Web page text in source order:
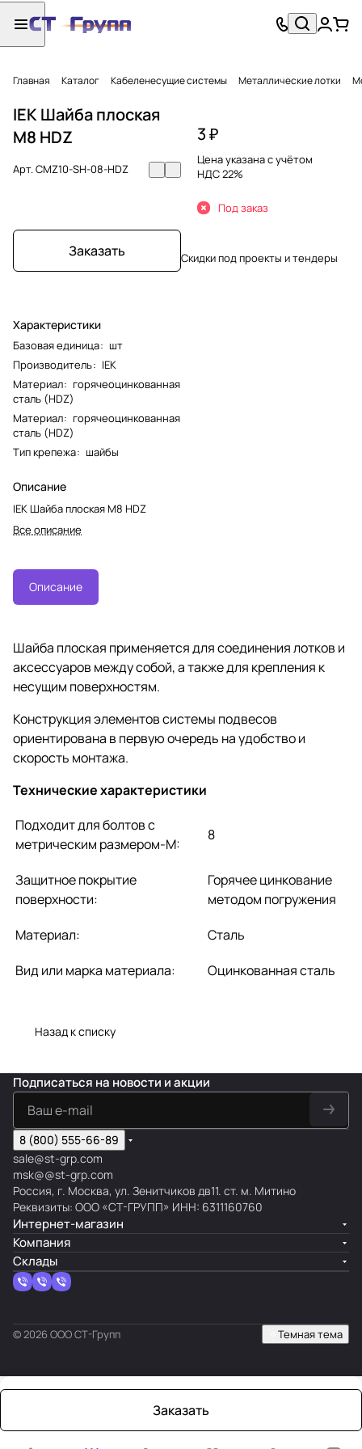
Главная Каталог Кабеленесущие системы Металлические лотки
IEK Шайба плоская
M8 HDZ
Арт.CMZ10-SH-08-HDZ
Заказать
Характеристики
Базовая единица: шт
Производитель: IEK
Материал: горячеоцинкованная
сталь (HDZ)
Материал: горячеоцинкованная
сталь (HDZ)
Тип крепежа: шайбы
Описание
IEK Шайба плоская M8 HDZ
Все описание
3 ₽
Цена указана с учётом
НДС 22%
Под заказ
Скидки под проекты и тендеры
Описание
Шайба плоская применяется для соединения лотков и
аксессуаров между собой, а также для крепления к
несущим поверхностям.
Конструкция элементов системы подвесов
ориентирована в первую очередь на удобство и
скорость монтажа.
Технические характеристики
Подходит для болтов с
метрическим размером-М:
8
Защитное покрытие
поверхности:
Горячее цинкование
методом погружения
Материал:
Сталь
Вид или марка материала:
Оцинкованная сталь
Назад к списку
Заказать
Подписаться на новости и акции
8 (800) 555-66-89
sale@st-grp.com
msk@@st-grp.com
Россия, г. Москва, ул. Зенитчиков дв11. ст. м. Митино
Реквизиты: ООО «СТ-ГРУПП» ИНН: 6311160760
Интернет-магазин
Компания
Склады
© 2026 ООО СТ-Групп Темная тема